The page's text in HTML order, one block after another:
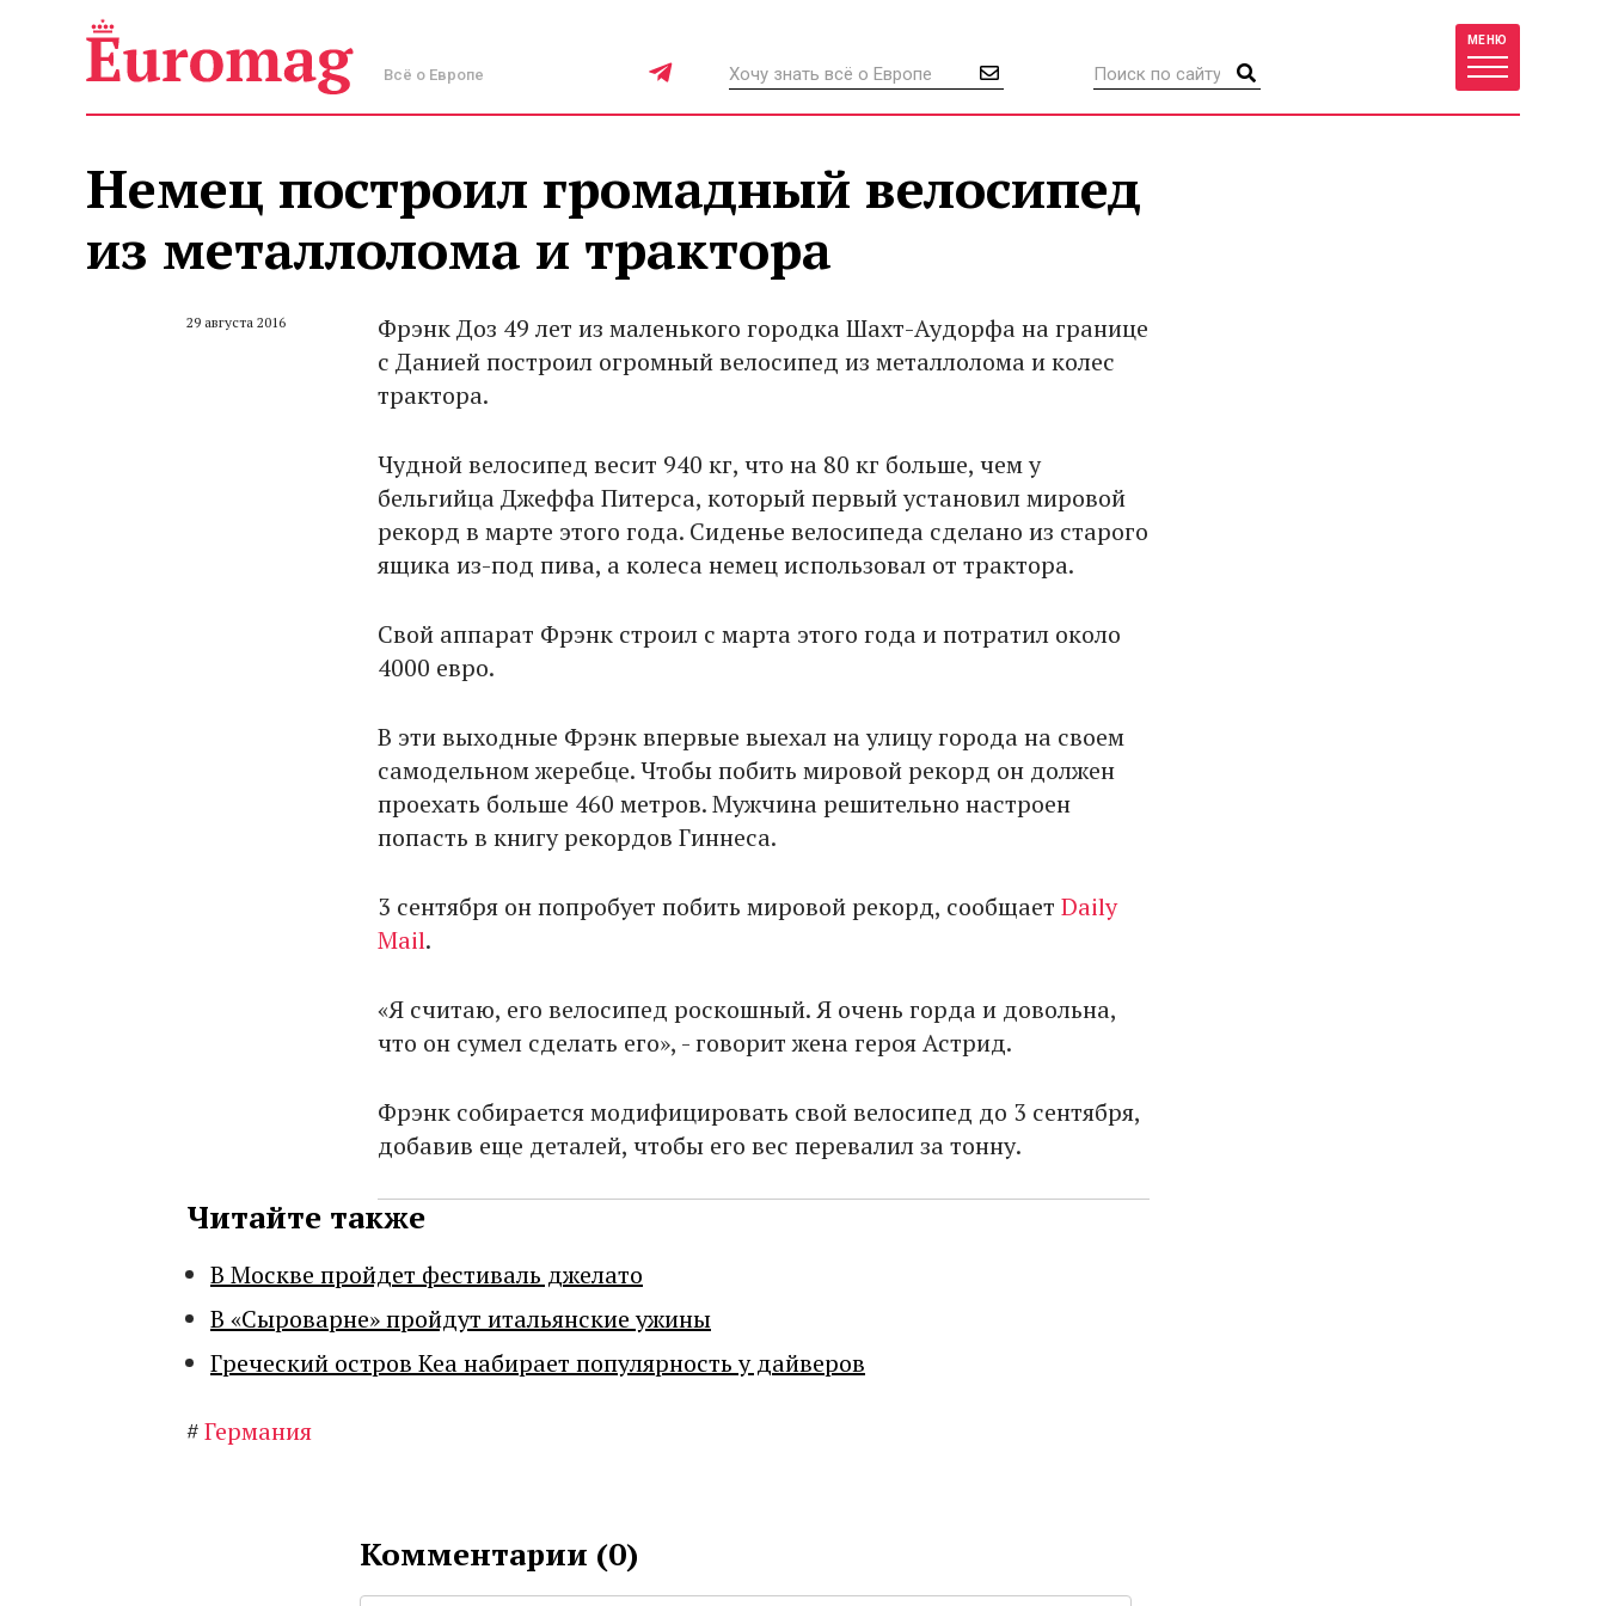
Всё о Европе
МЕНЮ
Немец построил громадный велосипед
из металлолома и трактора
29 августа 2016
Фрэнк Доз 49 лет из маленького городка Шахт-Аудорфа на границе
с Данией построил огромный велосипед из металлолома и колес
трактора.
Чудной велосипед весит 940 кг, что на 80 кг больше, чем у
бельгийца Джеффа Питерса, который первый установил мировой
рекорд в марте этого года. Сиденье велосипеда сделано из старого
ящика из-под пива, а колеса немец использовал от трактора.
Свой аппарат Фрэнк строил с марта этого года и потратил около
4000 евро.
В эти выходные Фрэнк впервые выехал на улицу города на своем
самодельном жеребце. Чтобы побить мировой рекорд он должен
проехать больше 460 метров. Мужчина решительно настроен
попасть в книгу рекордов Гиннеса.
3 сентября он попробует побить мировой рекорд, сообщает Daily
Mail.
«Я считаю, его велосипед роскошный. Я очень горда и довольна,
что он сумел сделать его», - говорит жена героя Астрид.
Фрэнк собирается модифицировать свой велосипед до 3 сентября,
добавив еще деталей, чтобы его вес перевалил за тонну.
Читайте также
В Москве пройдет фестиваль джелато
В «Сыроварне» пройдут итальянские ужины
Греческий остров Кеа набирает популярность у дайверов
#Германия
Комментарии (0)